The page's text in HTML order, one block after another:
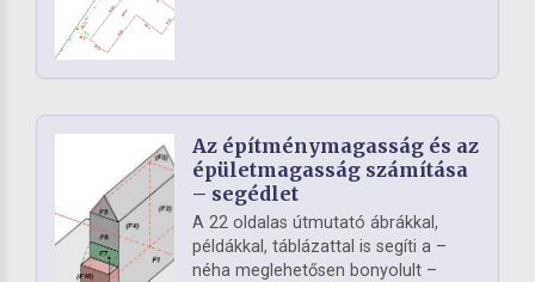
Az építménymagasság és az
épületmagasság számítása
– segédlet
A 22 oldalas útmutató ábrákkal,
példákkal, táblázattal is segíti a –
néha meglehetősen bonyolult –